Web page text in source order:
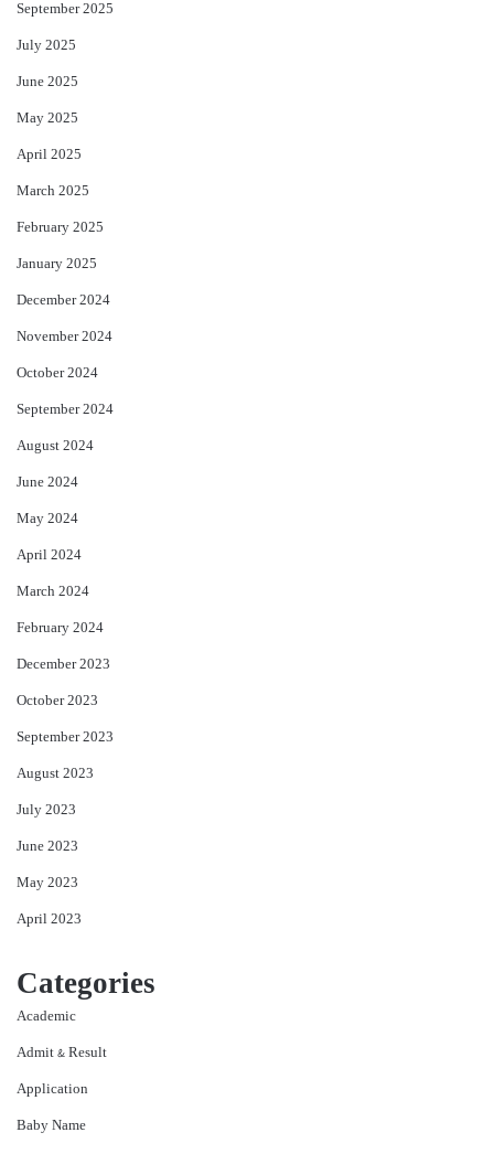
September 2025
July 2025
June 2025
May 2025
April 2025
March 2025
February 2025
January 2025
December 2024
November 2024
October 2024
September 2024
August 2024
June 2024
May 2024
April 2024
March 2024
February 2024
December 2023
October 2023
September 2023
August 2023
July 2023
June 2023
May 2023
April 2023
Categories
Academic
Admit & Result
Application
Baby Name